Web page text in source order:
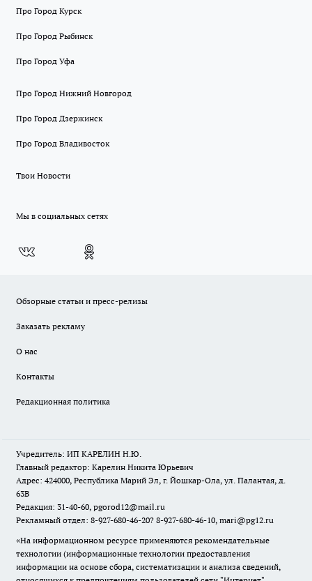
Про Город Курск
Про Город Рыбинск
Про Город Уфа
Про Город Нижний Новгород
Про Город Дзержинск
Про Город Владивосток
Твои Новости
Мы в социальных сетях
Обзорные статьи и пресс-релизы
Заказать рекламу
О нас
Контакты
Редакционная политика
Учредитель: ИП КАРЕЛИН Н.Ю.
Главный редактор: Карелин Никита Юрьевич
Адрес: 424000, Республика Марий Эл, г. Йошкар-Ола, ул. Палантая, д.
63В
Редакция: 31-40-60, pgorod12@mail.ru
Рекламный отдел: 8-927-680-46-20? 8-927-680-46-10, mari@pg12.ru
«На информационном ресурсе применяются рекомендательные
технологии (информационные технологии предоставления
информации на основе сбора, систематизации и анализа сведений,